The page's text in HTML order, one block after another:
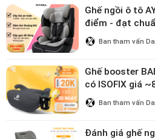
Ghế ngồi ô tô
điểm - đạt
10 tuổi
Ban tham vấn
Ghế booster
có ISOFIX giá
mua?
Ban tham vấn
Đánh giá ghế